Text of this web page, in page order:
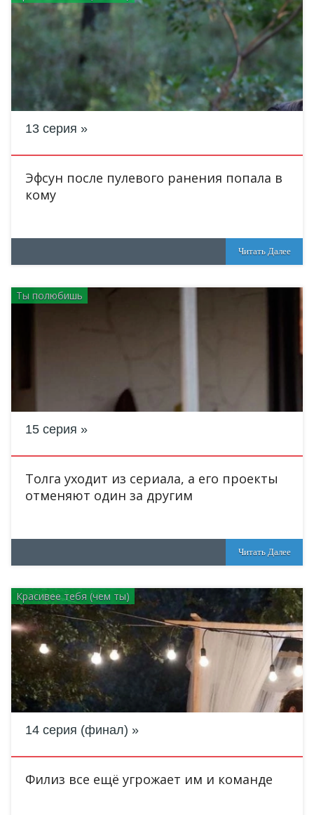
13 серия
Эфсун после пулевого ранения попала в
кому
Читать Далее
Ты полюбишь
15 серия
Толга уходит из сериала, а его проекты
отменяют один за другим
Читать Далее
Красивее тебя (чем ты)
14 серия (финал)
Филиз все ещё угрожает им и команде